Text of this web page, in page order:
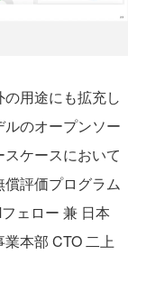
用途にも拡充し
のオープンソー
ケースにおいて
評価プログラム
ェロー 兼 日本
本部 CTO 二上